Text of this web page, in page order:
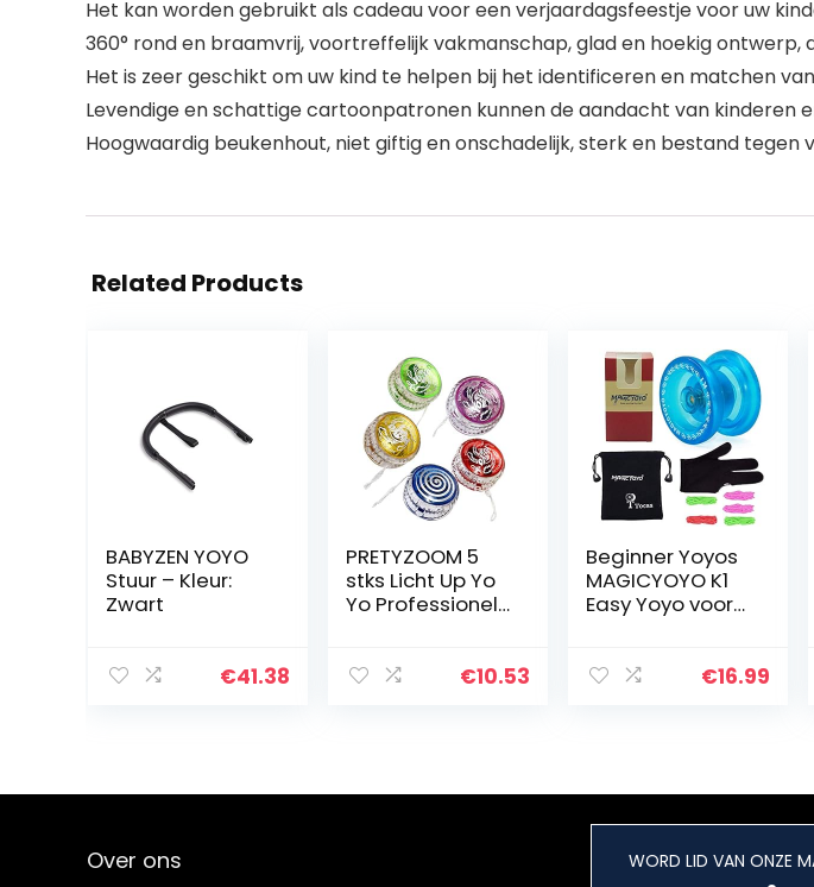
Het kan worden gebruikt als cadeau voor een verjaardagsfeestje voor uw
360° rond en braamvrij, voortreffelijk vakmanschap, glad en hoekig ontwerp,
Het is zeer geschikt om uw kind te helpen bij het identificeren en matchen
Levendige en schattige cartoonpatronen kunnen de aandacht van kinderen
Hoogwaardig beukenhout, niet giftig en onschadelijk, sterk en bestand tegen
Related Products
BABYZEN YOYO
Stuur – Kleur:
Zwart
€41.38
PRETYZOOM 5
stks Licht Up Yo
Yo Professionele
voor Kinderen
€10.53
Beginner Yoyos
MAGICYOYO K1
Easy Yoyo voor
yo Plastic Yo Yo
€16.99
Over ons WORD LID VAN ONZE